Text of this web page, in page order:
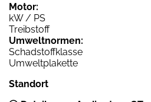
Motor:
kW / PS
Treibstoff
Umweltnormen:
Schadstoffklasse
Umweltplakette
Standort